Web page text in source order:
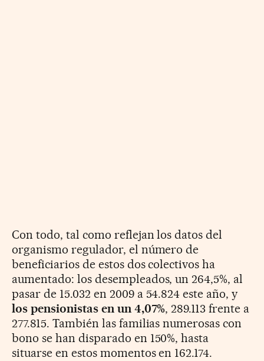
Con todo, tal como reflejan los datos del
organismo regulador, el número de
beneficiarios de estos dos colectivos ha
aumentado: los desempleados, un 264,5%, al
pasar de 15.032 en 2009 a 54.824 este año, y
los pensionistas en un 4,07%, 289.113 frente a
277.815. También las familias numerosas con
bono se han disparado en 150%, hasta
situarse en estos momentos en 162.174.